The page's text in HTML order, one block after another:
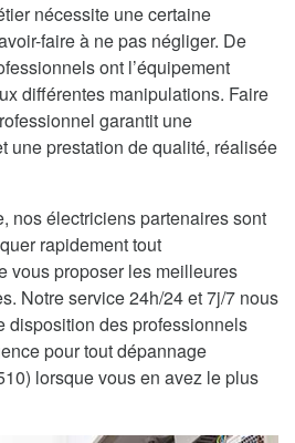
nécessite une certaine
faire à ne pas négliger. De
ont l’équipement
différentes manipulations. Faire
garantit une
une prestation de qualité, réalisée
nos électriciens partenaires sont
rapidement tout
vous proposer les meilleures
Notre service 24h/24 et 7j/7 nous
disposition des professionnels
pour tout dépannage
lorsque vous en avez le plus